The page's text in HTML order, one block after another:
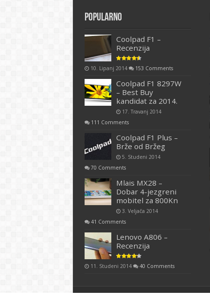
Popularno
Coolpad F1 –
Recenzija
10. Lipanj 2014 153 Comments
Coolpad F1 8297W
– Best Buy
kandidat za 2014.
17. Travanj 2014
111 Comments
Coolpad F1 Plus –
Brže od Bržeg
5. Studeni 2014
70 Comments
Mlais MX28 –
Dobar 4-jezgreni
mobitel za 800Kn
3. Veljača 2014
41 Comments
Lenovo A806 –
Recenzija
11. Studeni 2014 40 Comments